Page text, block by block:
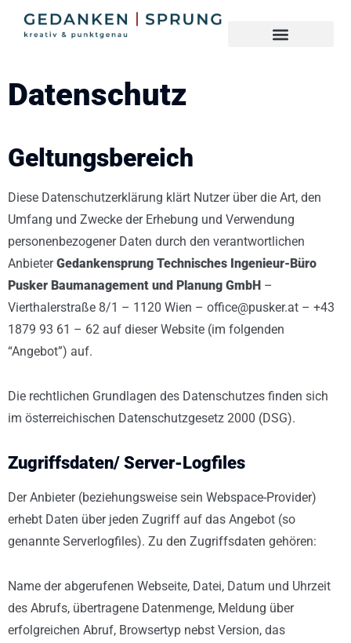
Datenschutz
Geltungsbereich
Diese Datenschutzerklärung klärt Nutzer über die Art, den
Umfang und Zwecke der Erhebung und Verwendung
personenbezogener Daten durch den verantwortlichen
AnbieterGedankensprung Technisches Ingenieur-Büro
Pusker Baumanagement und Planung GmbH –
Vierthalerstraße 8/1 – 1120 Wien – office@pusker.at – +43
1879 93 61 – 62 auf dieser Website (im folgenden
“Angebot”) auf.
Die rechtlichen Grundlagen des Datenschutzes finden sich
im österreichischen Datenschutzgesetz 2000 (DSG).
Zugriffsdaten/ Server-Logfiles
Der Anbieter (beziehungsweise sein Webspace-Provider)
erhebt Daten über jeden Zugriff auf das Angebot (so
genannte Serverlogfiles). Zu den Zugriffsdaten gehören:
Name der abgerufenen Webseite, Datei, Datum und Uhrzeit
des Abrufs, übertragene Datenmenge, Meldung über
erfolgreichen Abruf, Browsertyp nebst Version, das